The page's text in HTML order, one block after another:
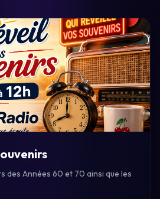
des Années 60 et 70 ainsi que les